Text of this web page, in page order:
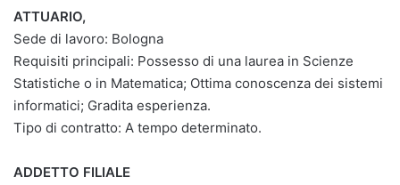
ATTUARIO,
Sede di lavoro: Bologna
Requisiti principali: Possesso di una laurea in Scienze
Statistiche o in Matematica; Ottima conoscenza dei sistemi
informatici; Gradita esperienza.
Tipo di contratto: A tempo determinato.
ADDETTO FILIALE